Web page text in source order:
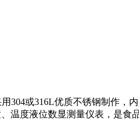
304或316L优质不锈钢制作，
温度液位数显测量仪表，是